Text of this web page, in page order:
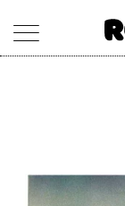
SHOP